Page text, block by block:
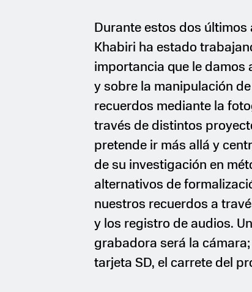
Durante estos dos últimos
Khabiri ha estado
importancia que le damos
y sobre la manipulación
recuerdos mediante la
través de distintos
pretende ir más allá y
de su investigación en
alternativos de
nuestros recuerdos a
y los registro de audios.
grabadora será la cámara;
tarjeta SD, el carrete del